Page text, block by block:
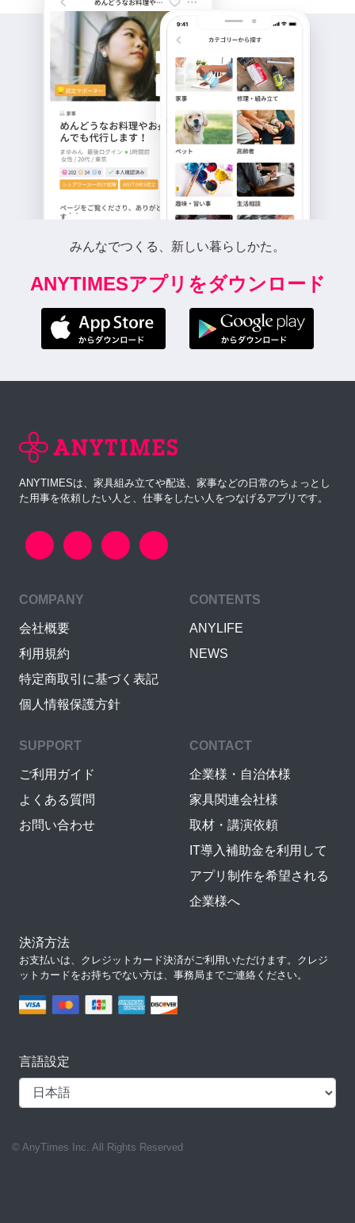
みんなでつくる、新しい暮らしかた。
ANYTIMESアプリをダウンロード
ANYTIMESは、家具組み立てや配送、家事などの日常のちょっとし
た用事を依頼したい人と、仕事をしたい人をつなげるアプリです。
COMPANY
会社概要
利用規約
特定商取引に基づく表記
個人情報保護方針
CONTENTS
ANYLIFE
NEWS
SUPPORT
ご利用ガイド
よくある質問
お問い合わせ
CONTACT
企業様・自治体様
家具関連会社様
取材・講演依頼
IT導入補助金を利用して
アプリ制作を希望される
企業様へ
決済方法
お支払いは、クレジットカード決済がご利用いただけます。クレジ
ットカードをお持ちでない方は、事務局までご連絡ください。
言語設定
© AnyTimes Inc. All Rights Reserved